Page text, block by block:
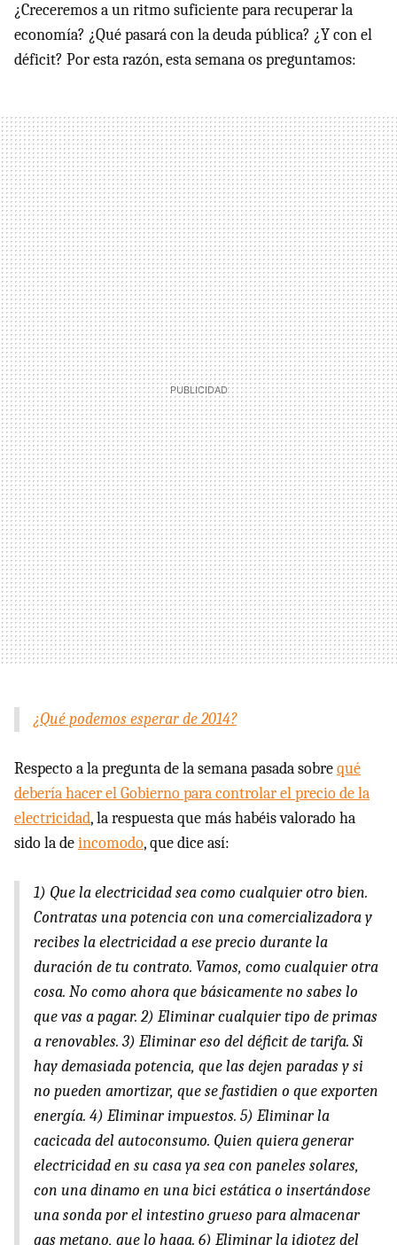
¿Creceremos a un ritmo suficiente para recuperar la
economía? ¿Qué pasará con la deuda pública? ¿Y con el
déficit? Por esta razón, esta semana os preguntamos:
¿Qué podemos esperar de 2014?
Respecto a la pregunta de la semana pasada sobrequé
debería hacer el Gobierno para controlar el precio de la
electricidad, la respuesta que más habéis valorado ha
sido la deincomodo, que dice así:
1) Que la electricidad sea como cualquier otro bien.
Contratas una potencia con una comercializadora y
recibes la electricidad a ese precio durante la
duración de tu contrato. Vamos, como cualquier otra
cosa. No como ahora que básicamente no sabes lo
que vas a pagar. 2) Eliminar cualquier tipo de primas
a renovables. 3) Eliminar eso del déficit de tarifa. Si
hay demasiada potencia, que las dejen paradas y si
no pueden amortizar, que se fastidien o que exporten
energía. 4) Eliminar impuestos. 5) Eliminar la
cacicada del autoconsumo. Quien quiera generar
electricidad en su casa ya sea con paneles solares,
con una dinamo en una bici estática o insertándose
una sonda por el intestino grueso para almacenar
gas metano, que lo haga. 6) Eliminar la idiotez del